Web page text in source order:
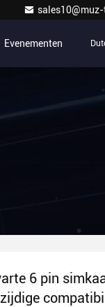
Evenementen
6 pin